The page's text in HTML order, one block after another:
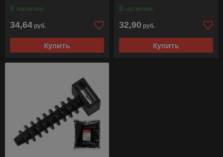
В наличии
34,64 руб.
Купить
В наличии
32,90 руб.
Купить